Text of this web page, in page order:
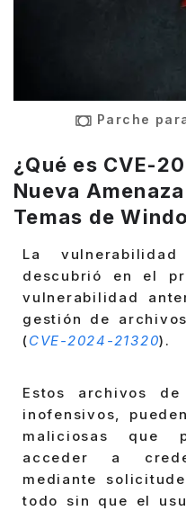
Parche
¿Qué es CVE-
Nueva
Temas de
La
descubrió en el
vulnerabilidad
gestión de
(CVE-2024-21320).
Estos archivos de
inofensivos,
maliciosas que
acceder a
mediante
todo sin que el